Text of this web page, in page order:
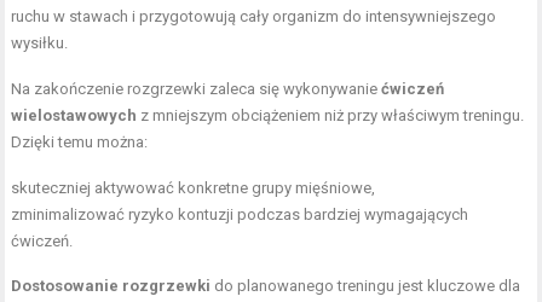
ruchu w stawach i przygotowują cały organizm do intensywniejszego
wysiłku.
Na zakończenie rozgrzewki zaleca się wykonywaniećwiczeń
wielostawowych z mniejszym obciążeniem niż przy właściwym treningu.
Dzięki temu można:
skuteczniej aktywować konkretne grupy mięśniowe,
zminimalizować ryzyko kontuzji podczas bardziej wymagających
ćwiczeń.
Dostosowanie rozgrzewki do planowanego treningu jest kluczowe dla